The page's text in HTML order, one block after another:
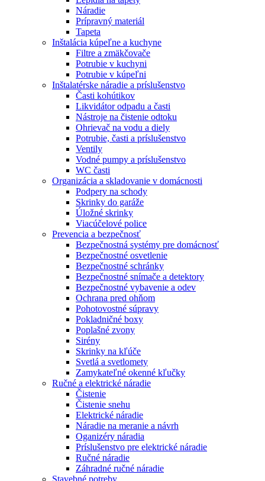
Náradie
Prípravný materiál
Tapeta
Inštalácia kúpeľne a kuchyne
Filtre a zmäkčovače
Potrubie v kuchyni
Potrubie v kúpeľni
Inštalatérske náradie a príslušenstvo
Časti kohútikov
Likvidátor odpadu a časti
Nástroje na čistenie odtoku
Ohrievač na vodu a diely
Potrubie, časti a príslušenstvo
Ventily
Vodné pumpy a príslušenstvo
WC časti
Organizácia a skladovanie v domácnosti
Podpery na schody
Skrinky do garáže
Úložné skrinky
Viacúčelové police
Prevencia a bezpečnosť
Bezpečnostná systémy pre domácnosť
Bezpečnostné osvetlenie
Bezpečnostné schránky
Bezpečnostné snímače a detektory
Bezpečnostné vybavenie a odev
Ochrana pred ohňom
Pohotovostné súpravy
Pokladničné boxy
Poplašné zvony
Sirény
Skrinky na kľúče
Svetlá a svetlomety
Zamykateľné okenné kľučky
Ručné a elektrické náradie
Čistenie
Čistenie snehu
Elektrické náradie
Náradie na meranie a návrh
Oganizéry náradia
Príslušenstvo pre elektrické náradie
Ručné náradie
Záhradné ručné náradie
Stavebné potreby